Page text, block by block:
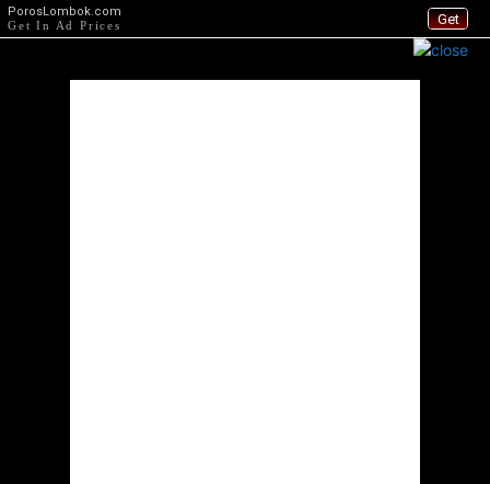
Get
PorosLombok.com
Get In Ad Prices